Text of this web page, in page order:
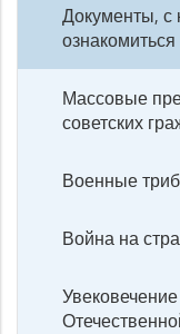
Документы,
Массовые
советских
Военные
Война на